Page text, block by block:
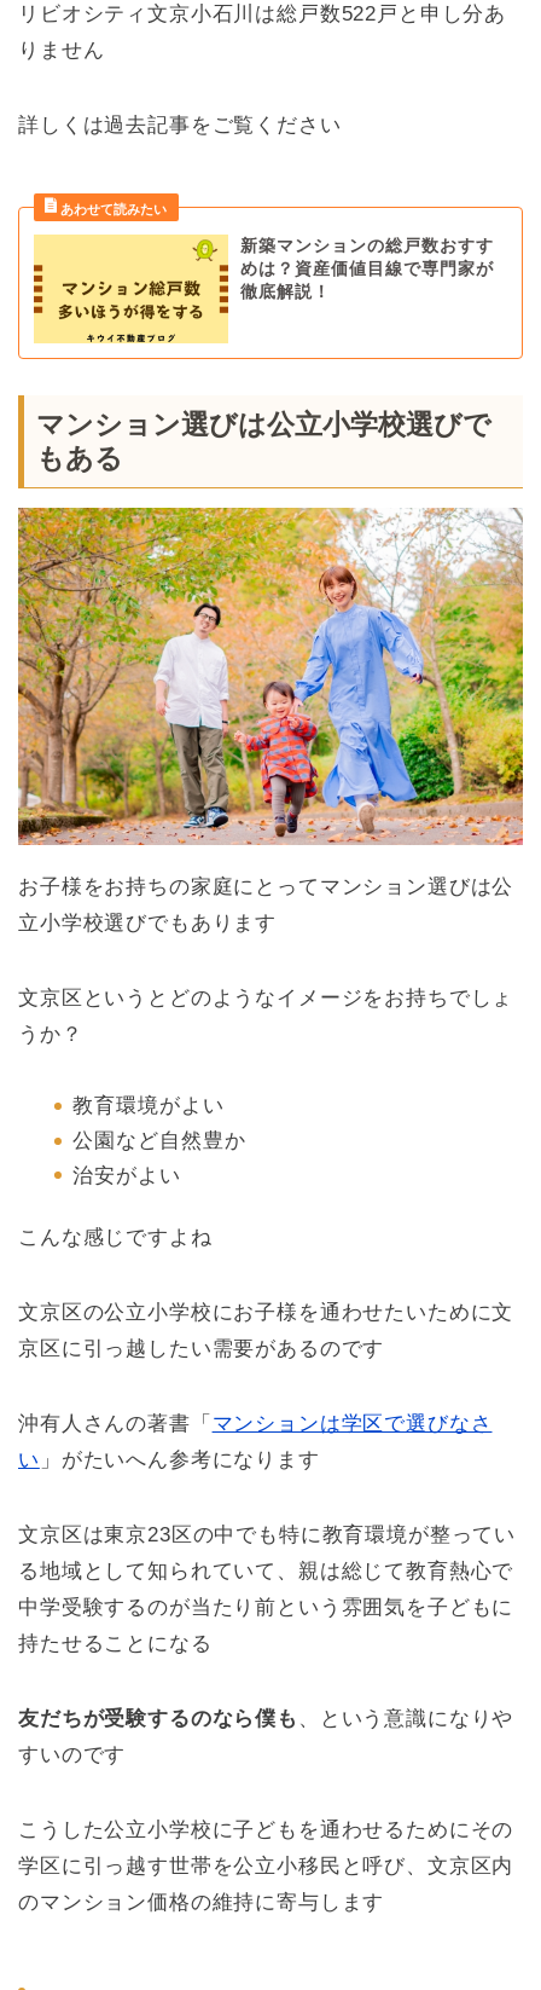
リビオシティ文京小石川は総戸数522戸と申し分あ
りません
詳しくは過去記事をご覧ください
新築マンションの総戸数おすす
めは？資産価値目線で専門家が
徹底解説！
マンション選びは公立小学校選びで
もある
お子様をお持ちの家庭にとってマンション選びは公
立小学校選びでもあります
文京区というとどのようなイメージをお持ちでしょ
うか？
教育環境がよい
公園など自然豊か
治安がよい
こんな感じですよね
文京区の公立小学校にお子様を通わせたいために文
京区に引っ越したい需要があるのです
沖有人さんの著書「 マンションは学区で選びなさ
い 」がたいへん参考になります
文京区は東京23区の中でも特に教育環境が整ってい
る地域として知られていて、親は総じて教育熱心で
中学受験するのが当たり前という雰囲気を子どもに
持たせることになる
友だちが受験するのなら僕も 、という意識になりや
すいのです
こうした公立小学校に子どもを通わせるためにその
学区に引っ越す世帯を公立小移民と呼び、文京区内
のマンション価格の維持に寄与します